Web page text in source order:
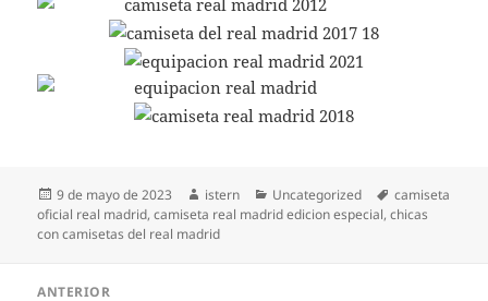
Publicado
el
9 de mayo de 2023 Autor
istern Categorías
Uncategorized Etiquetas
camiseta
oficial real madrid,camiseta real madrid edicion especial,chicas
con camisetas del real madrid
ANTERIOR